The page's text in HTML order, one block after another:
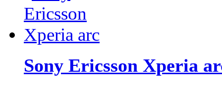
Sony Ericsson Xperia